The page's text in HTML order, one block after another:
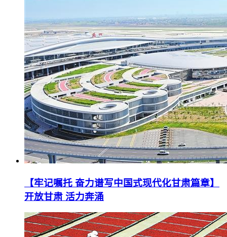
【牢记嘱托 奋力谱写中国式现代化甘肃篇章】
开放甘肃 活力奔涌